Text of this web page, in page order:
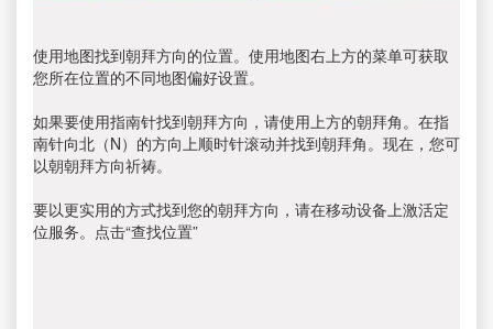
使用地图找到朝拜方向的位置。使用地图右上方的菜单可获取
您所在位置的不同地图偏好设置。
如果要使用指南针找到朝拜方向，请使用上方的朝拜角。在指
南针向北（N）的方向上顺时针滚动并找到朝拜角。现在，您可
以朝朝拜方向祈祷。
要以更实用的方式找到您的朝拜方向，请在移动设备上激活定
位服务。点击“查找位置”